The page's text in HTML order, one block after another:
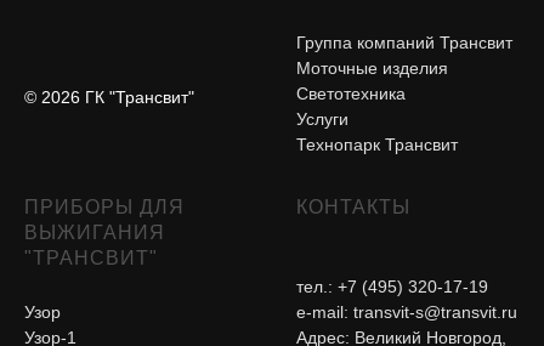
© 2026 ГК "Трансвит"
Группа компаний Трансвит
Моточные изделия
Светотехника
Услуги
Технопарк Трансвит
ПРИБОРЫ ДЛЯ
ВЫЖИГАНИЯ
"ТРАНСВИТ"
Узор
Узор-1
КОНТАКТЫ
тел.: +7 (495) 320-17-19
e-mail: transvit-s@transvit.ru
Адрес: Великий Новгород,